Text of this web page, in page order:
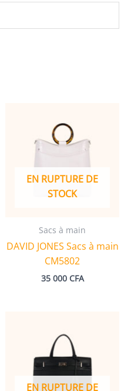
EN RUPTURE DE
STOCK
Sacs à main
DAVID JONES Sacs à main
CM5802
35 000 CFA
EN RUPTURE DE